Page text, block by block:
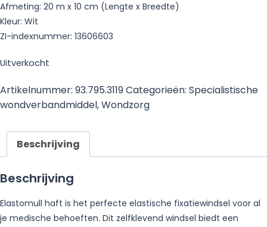
Afmeting: 20 m x 10 cm (Lengte x Breedte)
Kleur: Wit
ZI-indexnummer: 13606603
Uitverkocht
Artikelnummer: 93.795.3119Categorieën: Specialistische
wondverbandmiddel,Wondzorg
Beschrijving
Beschrijving
Elastomull haft is het perfecte elastische fixatiewindsel voor al
je medische behoeften. Dit zelfklevend windsel biedt een